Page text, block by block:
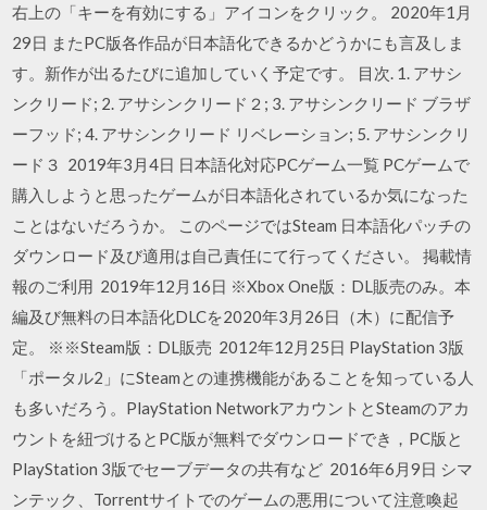
右上の「キーを有効にする」アイコンをクリック。 2020年1月
29日 またPC版各作品が日本語化できるかどうかにも言及しま
す。新作が出るたびに追加していく予定です。 目次. 1. アサシ
ンクリード; 2. アサシンクリード２; 3. アサシンクリード ブラザ
ーフッド; 4. アサシンクリード リベレーション; 5. アサシンクリ
ード３ 2019年3月4日 日本語化対応PCゲーム一覧 PCゲームで
購入しようと思ったゲームが日本語化されているか気になった
ことはないだろうか。 このページではSteam 日本語化パッチの
ダウンロード及び適用は自己責任にて行ってください。 掲載情
報のご利用 2019年12月16日 ※Xbox One版：DL販売のみ。本
編及び無料の日本語化DLCを2020年3月26日（木）に配信予
定。 ※※Steam版：DL販売 2012年12月25日 PlayStation 3版
「ポータル2」にSteamとの連携機能があることを知っている人
も多いだろう。PlayStation NetworkアカウントとSteamのアカ
ウントを紐づけるとPC版が無料でダウンロードでき，PC版と
PlayStation 3版でセーブデータの共有など 2016年6月9日 シマ
ンテック、Torrentサイトでのゲームの悪用について注意喚起